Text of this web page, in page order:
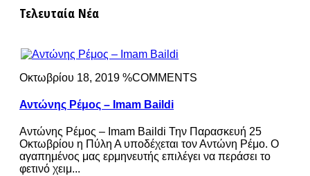
Τελευταία Νέα
Οκτωβρίου 18, 2019 %COMMENTS
Αντώνης Ρέμος – Imam Baildi
Αντώνης Ρέμος – Imam Baildi Την Παρασκευή 25
Οκτωβρίου η Πύλη Α υποδέχεται τον Αντώνη Ρέμο. Ο
αγαπημένος μας ερμηνευτής επιλέγει να περάσει το
φετινό χειμ...